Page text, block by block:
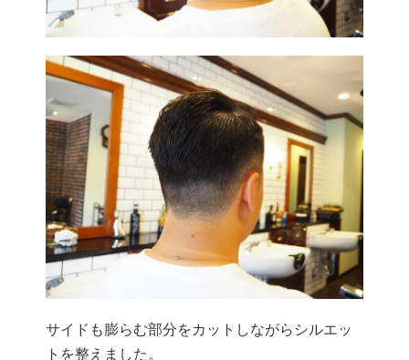
サイドも膨らむ部分をカットしながらシルエッ
トを整えました。